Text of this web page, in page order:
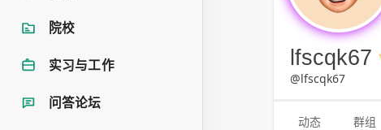
院校
实习与工作
问答论坛
lfscqk67
@lfscqk67
动态 群组